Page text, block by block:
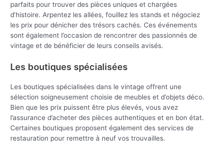
parfaits pour trouver des pièces uniques et chargées
d’histoire. Arpentez les allées, fouillez les stands et négociez
les prix pour dénicher des trésors cachés. Ces événements
sont également l’occasion de rencontrer des passionnés de
vintage et de bénéficier de leurs conseils avisés.
Les boutiques spécialisées
Les boutiques spécialisées dans le vintage offrent une
sélection soigneusement choisie de meubles et d’objets déco.
Bien que les prix puissent être plus élevés, vous avez
l’assurance d’acheter des pièces authentiques et en bon état.
Certaines boutiques proposent également des services de
restauration pour remettre à neuf vos trouvailles.